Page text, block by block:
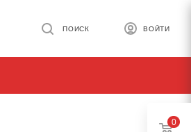
ВОЙТИ
ПОИСК
0